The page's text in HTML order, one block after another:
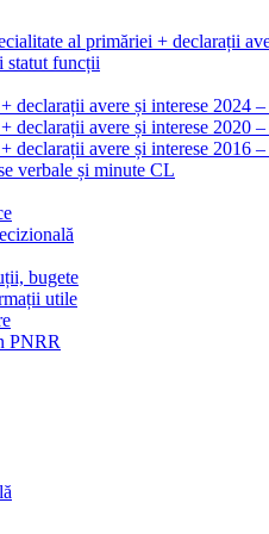
al primăriei + declarații
statut funcții
declarații avere și interese 2024
declarații avere și interese 2020
declarații avere și interese 2016
verbale și minute CL
bugete
utile
PNRR